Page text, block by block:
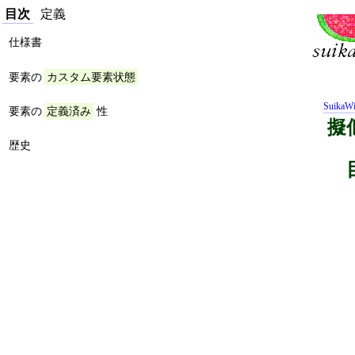
擬
目次 定義
仕様書
要素の カスタム要素状態
要素の 定義済み 性
歴史